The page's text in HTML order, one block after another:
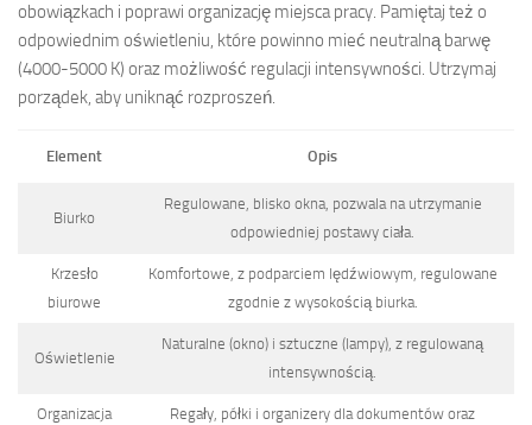
obowiązkach i poprawi organizację miejsca pracy. Pamiętaj też o
odpowiednim oświetleniu, które powinno mieć neutralną barwę
(4000-5000 K) oraz możliwość regulacji intensywności. Utrzymaj
porządek, aby uniknąć rozproszeń.
Element Opis
Biurko
Regulowane, blisko okna, pozwala na utrzymanie
odpowiedniej postawy ciała.
Krzesło
biurowe
Komfortowe, z podparciem lędźwiowym, regulowane
zgodnie z wysokością biurka.
Oświetlenie
Naturalne (okno) i sztuczne (lampy), z regulowaną
intensywnością.
Organizacja
Regały, półki i organizery dla dokumentów oraz